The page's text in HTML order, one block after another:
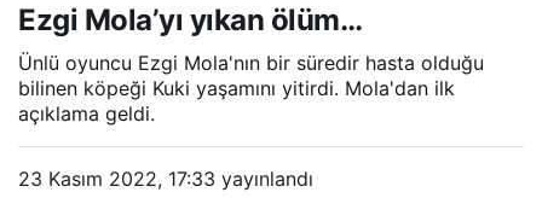
Ezgi Mola’yı yıkan ölüm…
Ünlü oyuncu Ezgi Mola'nın bir süredir hasta olduğu
bilinen köpeği Kuki yaşamını yitirdi. Mola'dan ilk
açıklama geldi.
23 Kasım 2022, 17:33 yayınlandı